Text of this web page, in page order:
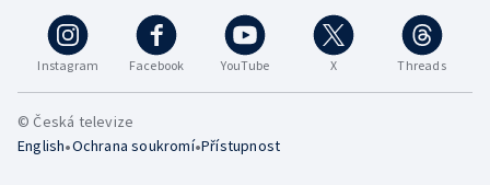
Instagram Facebook YouTube X Threads
© Česká televize
English•Ochrana soukromí•Přístupnost